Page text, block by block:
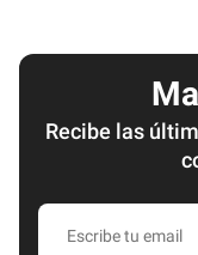
Recibe las
Escribe